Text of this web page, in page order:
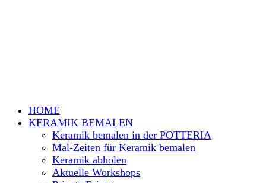
HOME
KERAMIK BEMALEN
Keramik bemalen in der POTTERIA
Mal-Zeiten für Keramik bemalen
Keramik abholen
Aktuelle Workshops